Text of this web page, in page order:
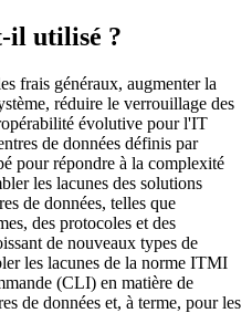
il utilisé ?
frais généraux, augmenter la
réduire le verrouillage des
évolutive pour l'IT
de données définis par
pour répondre à la complexité
les lacunes des solutions
de données, telles que
des protocoles et des
de nouveaux types de
les lacunes de la norme ITMI
(CLI) en matière de
de données et, à terme, pour les